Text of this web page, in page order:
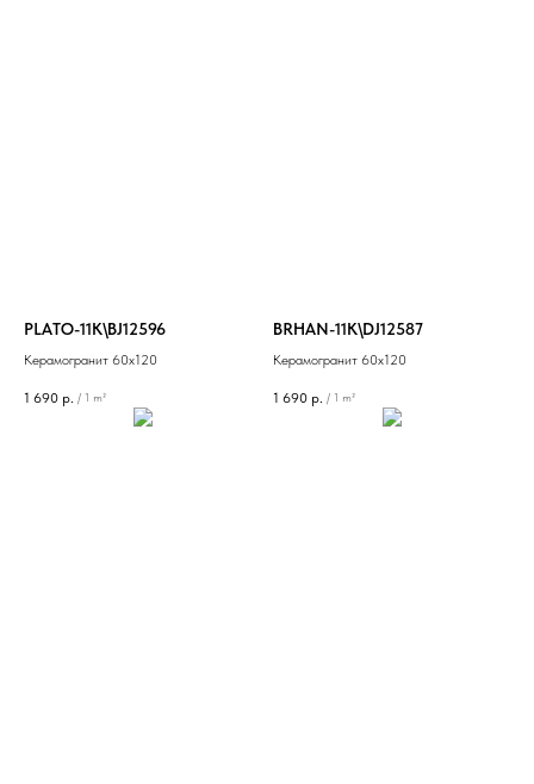
PLATO-11K\BJ12596
Керамогранит 60х120
1 690 р. / 1 m²
BRHAN-11K\DJ12587
Керамогранит 60х120
1 690 р. / 1 m²